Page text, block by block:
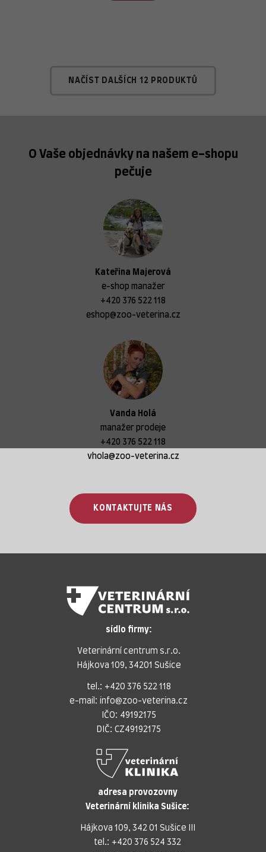
NAČÍST DALŠÍCH 12 PRODUKTŮ
O Vaše objednávky na našem e-shopu
pečuje
Kateřina Majerová
e-shop manažer
+420 376 522 118
eshop@zoo-veterina.cz
Vanda Holá
manažer prodeje
+420 376 522 118
vhola@zoo-veterina.cz
KONTAKTUJTE NÁS
sídlo firmy:
Veterinární centrum s.r.o.
Hájkova 109, 34201 Sušice
tel.: +420 376 522 118
e-mail:
info@zoo-veterina.cz
IČO: 49192175
DIČ: CZ49192175
adresa provozovny
Veterinární klinika Sušice:
Hájkova 109, 342 01 Sušice III
tel.: +420 376 524 332